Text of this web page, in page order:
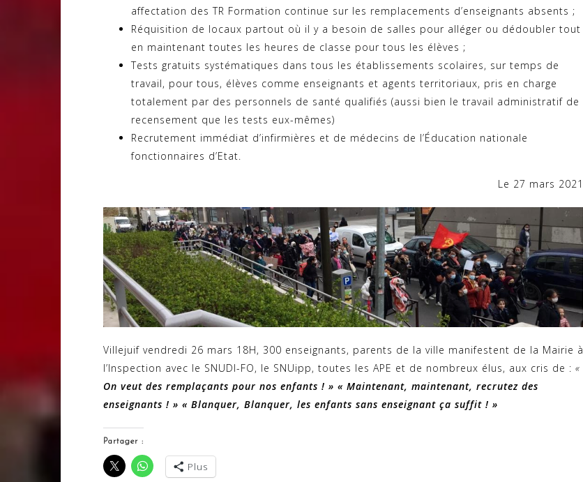
affectation des TR Formation continue sur les remplacements d’enseignants absents ;
Réquisition de locaux partout où il y a besoin de salles pour alléger ou dédoubler tout
en maintenant toutes les heures de classe pour tous les élèves ;
Tests gratuits systématiques dans tous les établissements scolaires, sur temps de
travail, pour tous, élèves comme enseignants et agents territoriaux, pris en charge
totalement par des personnels de santé qualifiés (aussi bien le travail administratif de
recensement que les tests eux-mêmes)
Recrutement immédiat d’infirmières et de médecins de l’Éducation nationale
fonctionnaires d’Etat.
Le 27 mars 2021
Villejuif vendredi 26 mars 18H, 300 enseignants, parents de la ville manifestent de la Mairie à
l’Inspection avec le SNUDI-FO, le SNUipp, toutes les APE et de nombreux élus, aux cris de : «
On veut des remplaçants pour nos enfants ! » « Maintenant, maintenant, recrutez des
enseignants ! » « Blanquer, Blanquer, les enfants sans enseignant ça suffit ! »
Partager :
Plus